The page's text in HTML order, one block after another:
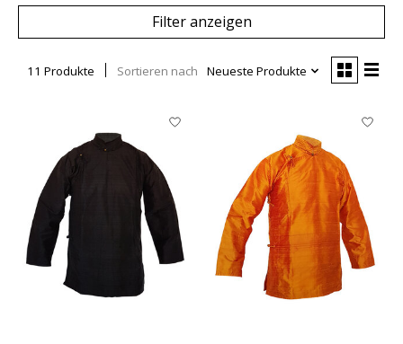
Filter anzeigen
11 Produkte Sortieren nach Neueste Produkte